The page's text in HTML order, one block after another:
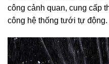
công cảnh quan, cung cấp
công hệ thống tưới tự động.